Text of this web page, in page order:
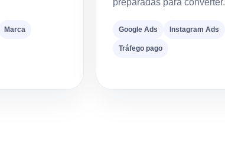
Marca
preparadas para converter.
Google Ads Instagram Ads
Tráfego pago